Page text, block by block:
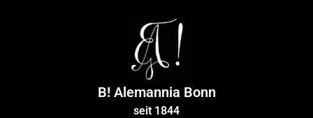
B! Alemannia Bonn
seit 1844